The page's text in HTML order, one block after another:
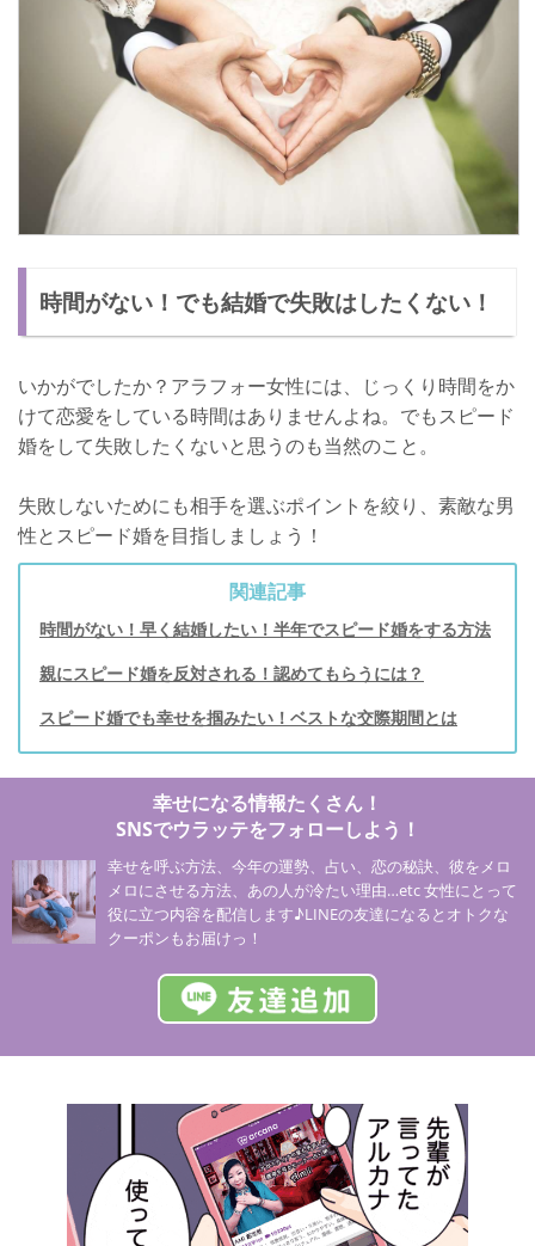
時間がない！でも結婚で失敗はしたくない！
いかがでしたか？アラフォー女性には、じっくり時間をか
けて恋愛をしている時間はありませんよね。でもスピード
婚をして失敗したくないと思うのも当然のこと。
失敗しないためにも相手を選ぶポイントを絞り、素敵な男
性とスピード婚を目指しましょう！
関連記事
時間がない！早く結婚したい！半年でスピード婚をする方法
親にスピード婚を反対される！認めてもらうには？
スピード婚でも幸せを掴みたい！ベストな交際期間とは
幸せになる情報たくさん！
SNSでウラッテをフォローしよう！
幸せを呼ぶ方法、今年の運勢、占い、恋の秘訣、彼をメロ
メロにさせる方法、あの人が冷たい理由…etc 女性にとって
役に立つ内容を配信します♪LINEの友達になるとオトクな
クーポンもお届けっ！